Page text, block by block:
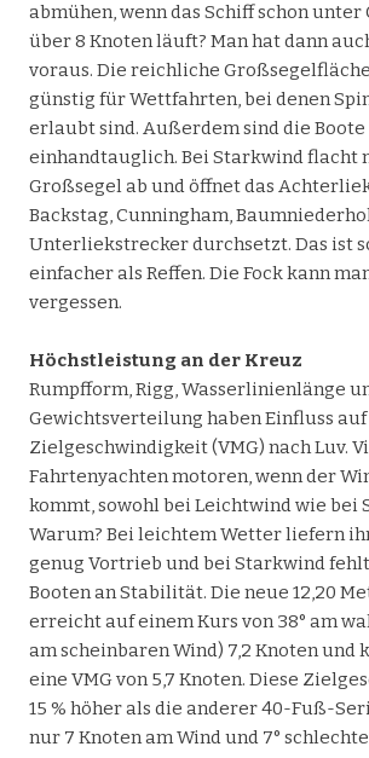
abmühen, wenn das Schiff schon
über 8 Knoten läuft? Man hat dann
voraus. Die reichliche
günstig für Wettfahrten, bei denen
erlaubt sind. Außerdem sind die Boote
einhandtauglich. Bei Starkwind flacht
Großsegel ab und öffnet das
Backstag, Cunningham,
Unterliekstrecker durchsetzt. Das ist
einfacher als Reffen. Die Fock kann
vergessen.
Höchstleistung an der Kreuz
Rumpfform, Rigg, Wasserlinienlänge
Gewichtsverteilung haben Einfluss auf
Zielgeschwindigkeit (VMG) nach Luv.
Fahrtenyachten motoren, wenn der
kommt, sowohl bei Leichtwind wie bei
Warum? Bei leichtem Wetter liefern
genug Vortrieb und bei Starkwind
Booten an Stabilität. Die neue 12,20
erreicht auf einem Kurs von 38° am
am scheinbaren Wind) 7,2 Knoten und
eine VMG von 5,7 Knoten. Diese
15 % höher als die anderer 40-Fuß-
nur 7 Knoten am Wind und 7°